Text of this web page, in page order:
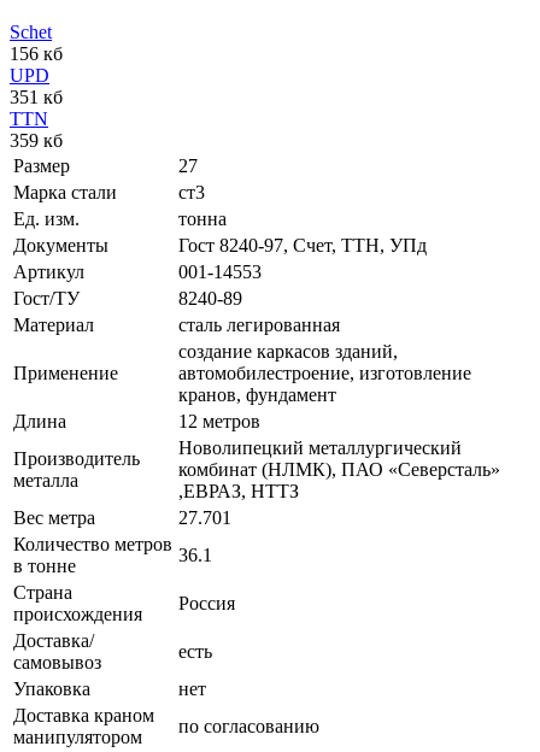
Schet
156 кб
UPD
351 кб
TTN
359 кб
Размер
27
Марка стали
ст3
Ед. изм.
тонна
Документы
Гост 8240-97, Счет, ТТН, УПд
Артикул
001-14553
Гост/ТУ
8240-89
Материал
сталь легированная
Применение
создание каркасов зданий,
автомобилестроение, изготовление
кранов, фундамент
Длина
12 метров
Производитель
металла
Новолипецкий металлургический
комбинат (НЛМК), ПАО «Северсталь»
,ЕВРАЗ, НТТЗ
Вес метра
27.701
Количество метров
в тонне
36.1
Страна
происхождения
Россия
Доставка/
самовывоз
есть
Упаковка
нет
Доставка краном
манипулятором
по согласованию